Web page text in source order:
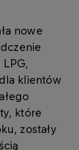
nowe
klientów
które
zostały